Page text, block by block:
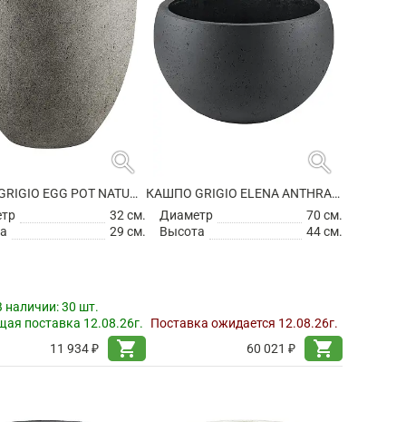
search
КАШПО GRIGIO EGG POT NATURAL-CONCRETE
32 см.
29 см.
наличии:30 шт.
поставка 12.08.26г.
11 934 ₽
shopping_cart
search
КАШПО GRIGIO ELENA ANTHRACITE
Диаметр
70 см.
Высота
44 см.
Поставка ожидается 12.08.26г.
60 021 ₽
shopping_cart